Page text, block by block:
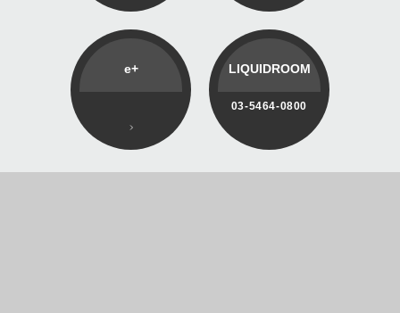
e+ LIQUIDROOM
03-5464-0800